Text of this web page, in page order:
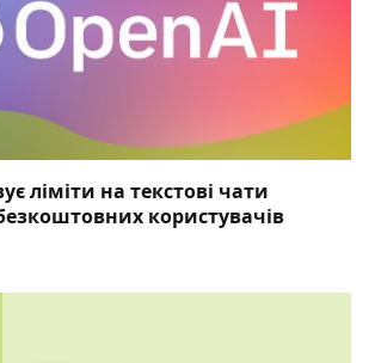
ліміти на текстові чати
користувачів